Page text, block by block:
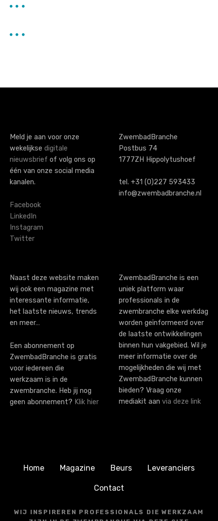
Meld je aan voor onze
wekelijkse digitale
nieuwsbrief of volg ons op
één van onze social media
kanalen.
Facebook
LinkedIn
Instagram
Twitter
ZwembadBranche
Postbus 74
1777ZH Hippolytushoef
tel. +31 (0)227 593433
info@zwembadbranche.nl
Naast deze website maken
wij ook een magazine met
interessante informatie,
het laatste nieuws, trends
en meer…
Een abonnement op
ZwembadBranche is gratis
voor iedereen die
werkzaam is in de
zwembranche. Heb jij nog
geen abonnement? Klik hier
ZwembadBranche is een
uniek platform waar
professionals in de
zwembranche elke werkdag
worden geïnformeerd over
de laatste ontwikkelingen
binnen hun vakgebied. Wil je
meer informatie over de
mogelijkheden die wij met
ZwembadBranche kunnen
bieden? Vraag onze
mediakit aan via deze link
Home Magazine Beurs Leveranciers
Contact
WIJ INSPIREREN PROFESSIONALS DIE WERKZAAM